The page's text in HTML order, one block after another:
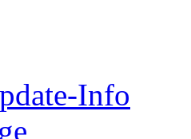
Info